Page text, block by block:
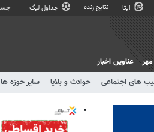
ایتا نتایج زنده جداول لیگ
های اجتماعی حوادث و بلایا سایر حوزه ها
عناوین اخبار